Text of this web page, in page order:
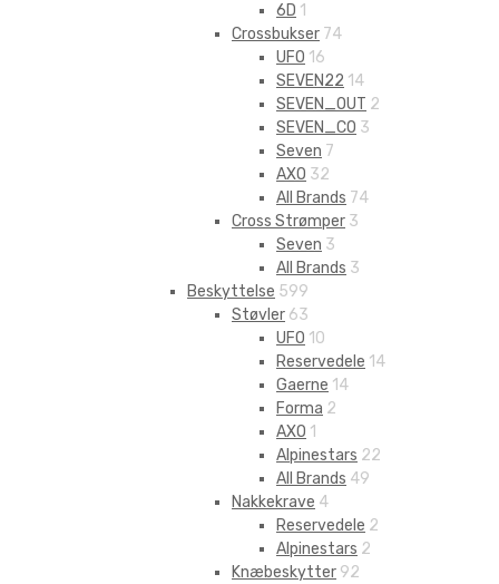
6D 1
Crossbukser 74
UFO 16
SEVEN22 14
SEVEN_OUT 2
SEVEN_CO 3
Seven 7
AXO 32
All Brands 74
Cross Strømper 3
Seven 3
All Brands 3
Beskyttelse 599
Støvler 63
UFO 10
Reservedele 14
Gaerne 14
Forma 2
AXO 1
Alpinestars 22
All Brands 49
Nakkekrave 4
Reservedele 2
Alpinestars 2
Knæbeskytter 92